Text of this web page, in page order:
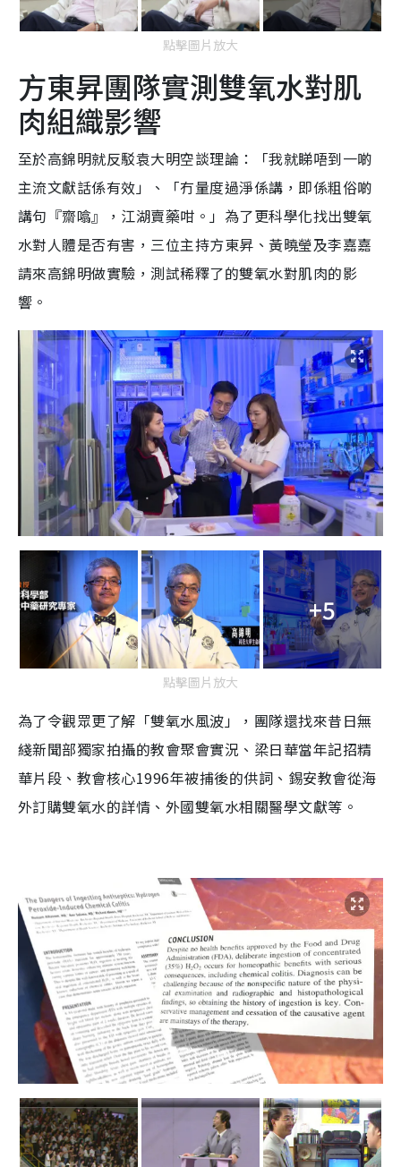
點擊圖片放大
方東昇團隊實測雙氧水對肌
肉組織影響
至於高錦明就反駁袁大明空談理論：「我就睇唔到一啲
主流文獻話係有效」、「冇量度過淨係講，即係粗俗啲
講句『齋噏』，江湖賣藥咁。」為了更科學化找出雙氧
水對人體是否有害，三位主持方東昇、黃曉瑩及李嘉嘉
請來高錦明做實驗，測試稀釋了的雙氧水對肌肉的影
響。
+5
點擊圖片放大
為了令觀眾更了解「雙氧水風波」，團隊還找來昔日無
綫新聞部獨家拍攝的教會聚會實況、梁日華當年記招精
華片段、教會核心1996年被捕後的供詞、錫安教會從海
外訂購雙氧水的詳情、外國雙氧水相關醫學文獻等。